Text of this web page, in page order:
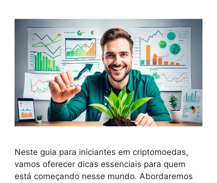
Neste guia para iniciantes em criptomoedas,
vamos oferecer dicas essenciais para quem
está começando nesse mundo. Abordaremos